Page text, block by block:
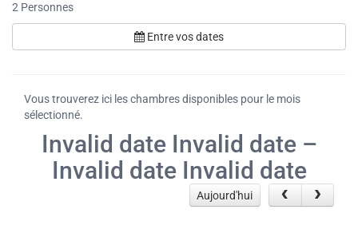
2 Personnes
Entre vos dates
Vous trouverez ici les chambres disponibles pour le mois
sélectionné.
Invalid date Invalid date –
Invalid date Invalid date
Aujourd'hui